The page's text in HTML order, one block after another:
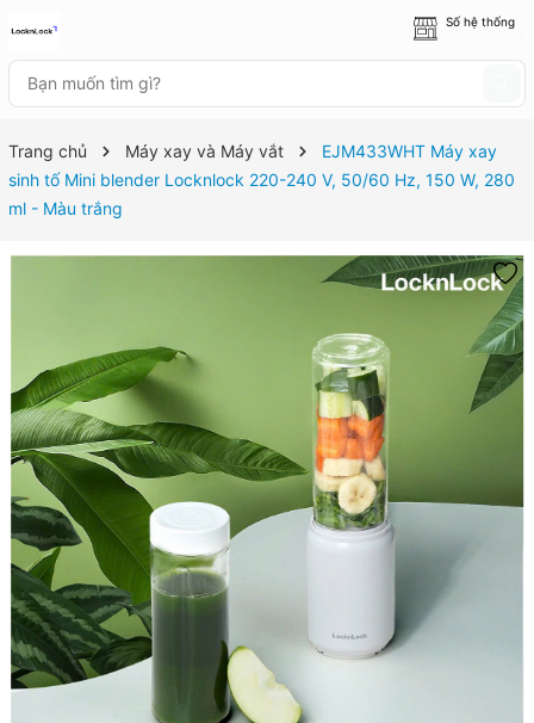
Số hệ thống
Trang chủ Máy xay và Máy vắt
EJM433WHT Máy xay
sinh tố Mini blender Locknlock 220-240 V, 50/60 Hz, 150 W, 280
ml - Màu trắng